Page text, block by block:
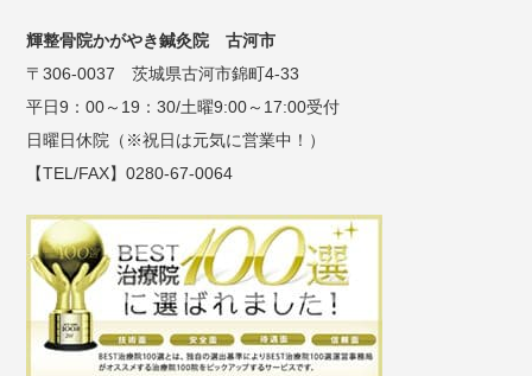
輝整骨院かがやき鍼灸院 古河市
〒306-0037 茨城県古河市錦町4-33
平日9：00～19：30/土曜9:00～17:00受付
日曜日休院（※祝日は元気に営業中！）
【TEL/FAX】0280-67-0064